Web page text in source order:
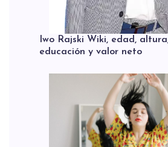
Iwo Rajski Wiki, edad,
educación y valor neto